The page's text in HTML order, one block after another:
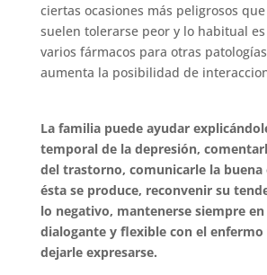
ciertas ocasiones más peligrosos
suelen tolerarse peor y lo habitual
varios fármacos para otras
aumenta la posibilidad de
La familia puede ayudar
temporal de la depresión,
del trastorno, comunicarle la buena
ésta se produce, reconvenir su
lo negativo, mantenerse siempre
dialogante y flexible con el
dejarle expresarse.